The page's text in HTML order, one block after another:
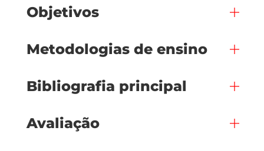
Objetivos
Metodologias de ensino
Bibliografia principal
Avaliação